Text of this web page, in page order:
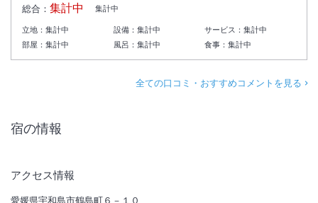
総合： 集計中 集計中
立地： 集計中 設備： 集計中 サービス：集計中
部屋： 集計中 風呂： 集計中 食事：集計中
全ての口コミ・おすすめコメントを見る
宿の情報
アクセス情報
愛媛県宇和島市鶴島町６－１０